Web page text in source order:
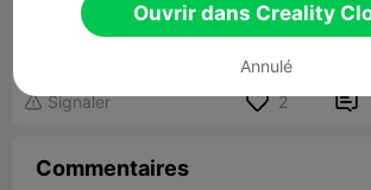
Butter Fly Knife
1.99MB Lier un modèle
 Signaler 2 
Commentaires
Ouvrir dans Creality
Annulé